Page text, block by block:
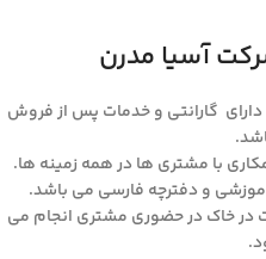
آسیا مدرن
گارانتی و خدمات پس از فروش
خاک در حضوری مشتری انجام می